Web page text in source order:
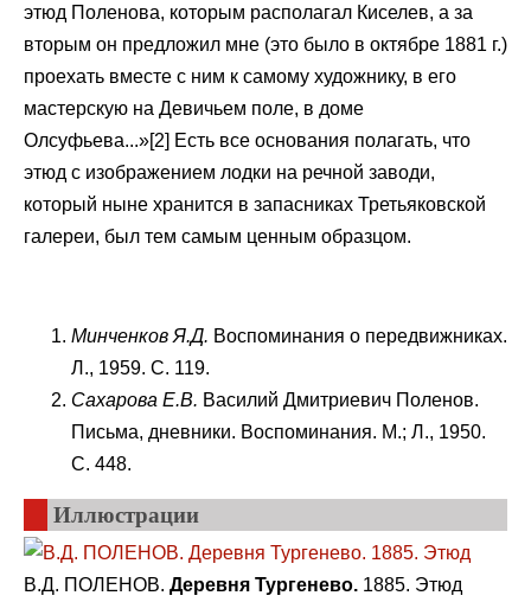
этюд Поленова, которым располагал Киселев, а за
вторым он предложил мне (это было в октябре 1881 г.)
проехать вместе с ним к самому художнику, в его
мастерскую на Девичьем поле, в доме
Олсуфьева...»[2] Есть все основания полагать, что
этюд с изображением лодки на речной заводи,
который ныне хранится в запасниках Третьяковской
галереи, был тем самым ценным образцом.
Минченков Я.Д. Воспоминания о передвижниках.
Л., 1959. С. 119.
Сахарова Е.В. Василий Дмитриевич Поленов.
Письма, дневники. Воспоминания. М.; Л., 1950.
С. 448.
Иллюстрации
В.Д. ПОЛЕНОВ. Деревня Тургенево. 1885. Этюд